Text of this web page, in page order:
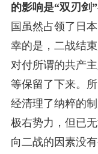
的影响是“双刃剑
国虽然占领了日
幸的是，二战结
对付所谓的共产
等保留了下来。
经清理了纳粹的
极右势力，但已
向二战的因素没